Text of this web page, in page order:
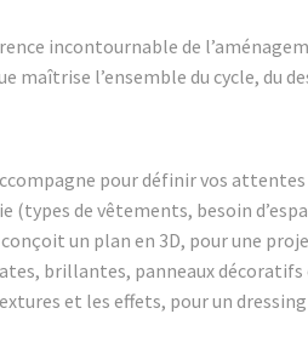
incontournable de
maîtrise l’ensemble du cycle, du
pour définir vos
(types de vêtements, besoin
un plan en 3D, pour une
brillantes, panneaux
et les effets, pour un